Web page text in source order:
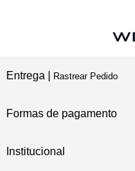
Entrega | Rastrear Pedido
Formas de pagamento
Institucional